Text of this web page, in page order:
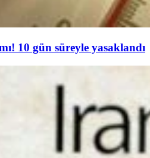
10 gün süreyle yasaklandı